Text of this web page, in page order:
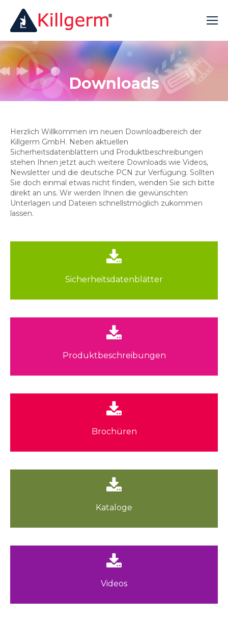
Downloads
Herzlich Willkommen im neuen Downloadbereich der
Killgerm GmbH. Neben aktuellen
Sicherheitsdatenblättern und Produktbeschreibungen
stehen Ihnen jetzt auch weitere Downloads wie Videos,
Newsletter und die deutsche PCN zur Verfügung. Sollten
Sie doch einmal etwas nicht finden, wenden Sie sich bitte
direkt an uns. Wir werden Ihnen die gewünschten
Unterlagen und Dateien schnellstmöglich zukommen
lassen.
Sicherheitsdatenblätter
Sicherheitsdatenblätter
Produktbeschreibungen
Produktbeschreibungen
Brochüren
Brochüren
Kataloge
Kataloge
zur Übersicht
Videos
Videos